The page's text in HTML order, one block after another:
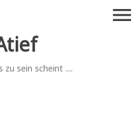
sein scheint ....
menu